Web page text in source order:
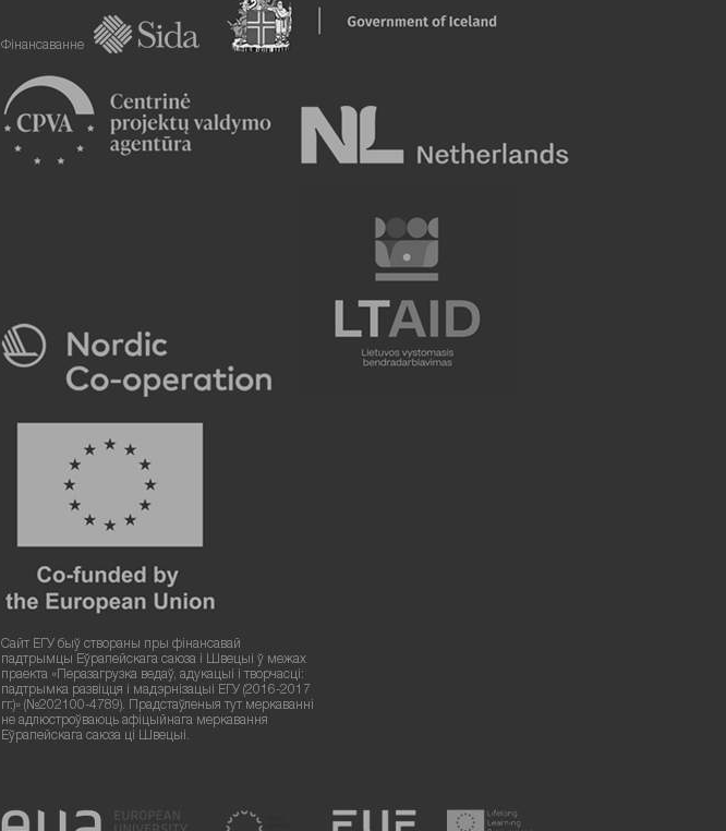
Фінансаванне
Сайт ЕГУ быў створаны пры фінансавай
падтрымцы Еўрапейскага саюза і Швецыі ў межах
праекта «Перазагрузка ведаў, адукацыі і творчасці:
падтрымка развіцця і мадэрнізацыі ЕГУ (2016-2017
гг.)» (№202100-4789). Прадстаўленыя тут меркаванні
не адлюстроўваюць афіцыйнага меркавання
Еўрапейскага саюза ці Швецыі.